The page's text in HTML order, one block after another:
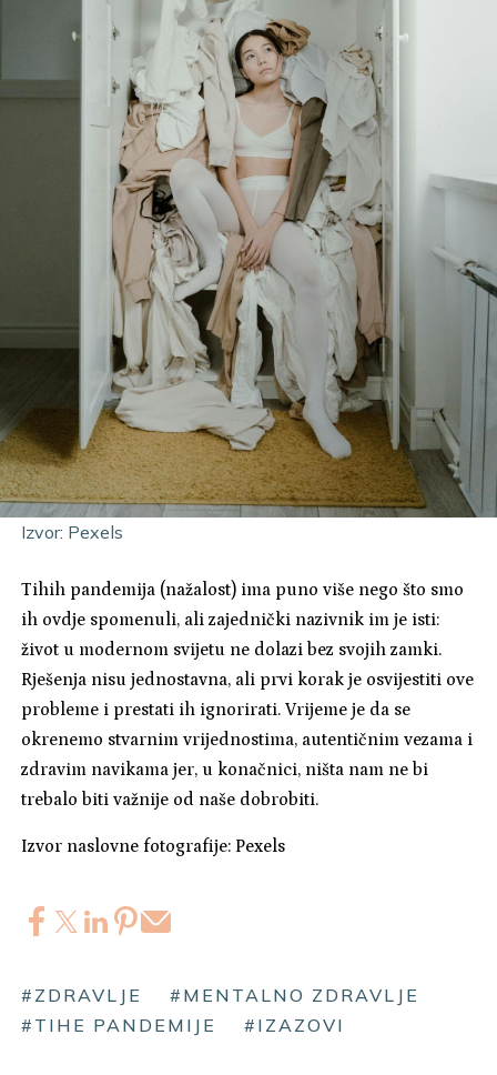
Izvor: Pexels
Tihih pandemija (nažalost) ima puno više nego što smo
ih ovdje spomenuli, ali zajednički nazivnik im je isti:
život u modernom svijetu ne dolazi bez svojih zamki.
Rješenja nisu jednostavna, ali prvi korak je osvijestiti ove
probleme i prestati ih ignorirati. Vrijeme je da se
okrenemo stvarnim vrijednostima, autentičnim vezama i
zdravim navikama jer, u konačnici, ništa nam ne bi
trebalo biti važnije od naše dobrobiti.
Izvor naslovne fotografije: Pexels
#ZDRAVLJE
#MENTALNO ZDRAVLJE
#TIHE PANDEMIJE
#IZAZOVI